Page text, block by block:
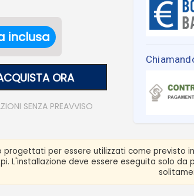
inclusa
ORA
SENZA PREAVVISO
per essere utilizzati come previsto
L'installazione deve essere eseguita solo